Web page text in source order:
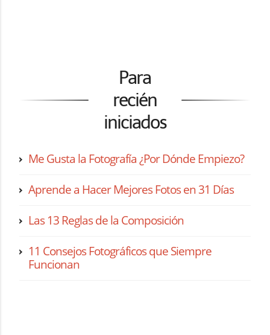
Para
recién
iniciados
Me Gusta la Fotografía ¿Por Dónde Empiezo?
Aprende a Hacer Mejores Fotos en 31 Días
Las 13 Reglas de la Composición
11 Consejos Fotográficos que Siempre
Funcionan